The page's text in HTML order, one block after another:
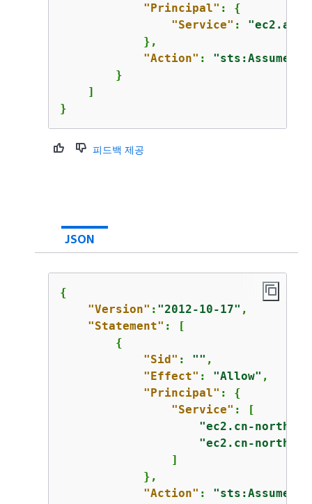
"Principal" : {
"Service" :
            },
"Action" :
        }
    ]
}
피드백 제공
JSON
{
"Version" : "2012-10-17" ,
"Statement" : [
{
"Sid" : "" ,
"Effect" : "Allow" ,
"Principal" : {
"Service" : [
"ec2.cn-north-
"ec2.cn-
                ]
            },
"Action" :